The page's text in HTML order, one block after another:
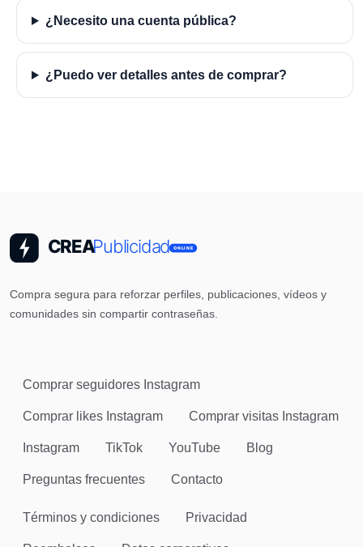
¿Necesito una cuenta pública?
¿Puedo ver detalles antes de comprar?
Compra segura para reforzar perfiles, publicaciones, vídeos y
comunidades sin compartir contraseñas.
Comprar seguidores Instagram
Comprar likes Instagram Comprar visitas Instagram
Instagram TikTok YouTube Blog
Preguntas frecuentes Contacto
Términos y condiciones Privacidad